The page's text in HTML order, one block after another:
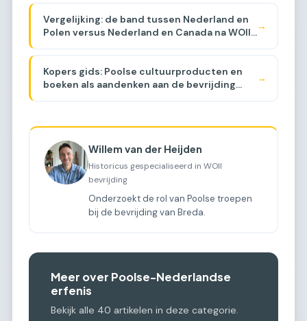
Vergelijking: de band tussen Nederland en
Polen versus Nederland en Canada na WOII
→
Kopers gids: Poolse cultuurproducten en
boeken als aandenken aan de bevrijding
→
Willem van der Heijden
Historicus gespecialiseerd in WOII
bevrijding
Onderzoekt de rol van Poolse troepen
bij de bevrijding van Breda.
Meer over Poolse-Nederlandse
erfenis
Bekijk alle 40 artikelen in deze categorie.